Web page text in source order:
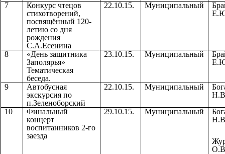
7
Конкурс чтецов
стихотворений,
посвящённый 120-
летию со дня
рождения
С.А.Есенина
22.10.15. Муниципальный
8
«День защитника
Заполярья»
Тематическая
беседа.
23.10.15. Муниципальный
9
Автобусная
экскурсия по
п.Зеленоборский
22.10.15. Муниципальный
10
Финальный
концерт
воспитанников 2-го
заезда
29.10.15. Муниципальный